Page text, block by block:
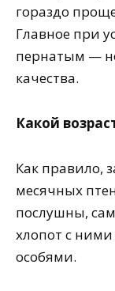
гораздо
Главное при
пернатым —
качества.
Какой
Как правило,
месячных
послушны,
хлопот с
особями.